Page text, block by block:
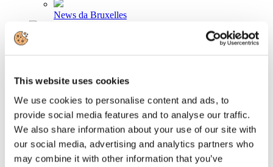
This website uses cookies
We use cookies to personalise content and ads, to
provide social media features and to analyse our traffic.
We also share information about your use of our site with
our social media, advertising and analytics partners who
may combine it with other information that you’ve
News da Bruxelles
Newsletter
Video
Articoli e Interviste
Contatti